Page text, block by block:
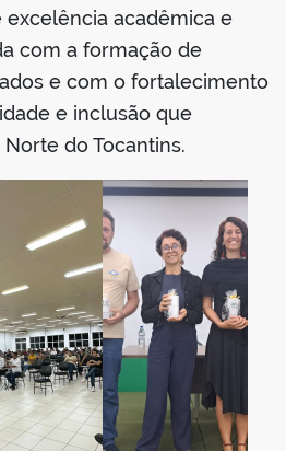
acadêmica e
com a formação de
e com o fortalecimento
e inclusão que
do Tocantins.